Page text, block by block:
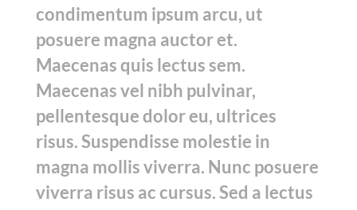
condimentum ipsum arcu, ut
posuere magna auctor et.
Maecenas quis lectus sem.
Maecenas vel nibh pulvinar,
pellentesque dolor eu, ultrices
risus. Suspendisse molestie in
magna mollis viverra. Nunc posuere
viverra risus ac cursus. Sed a lectus